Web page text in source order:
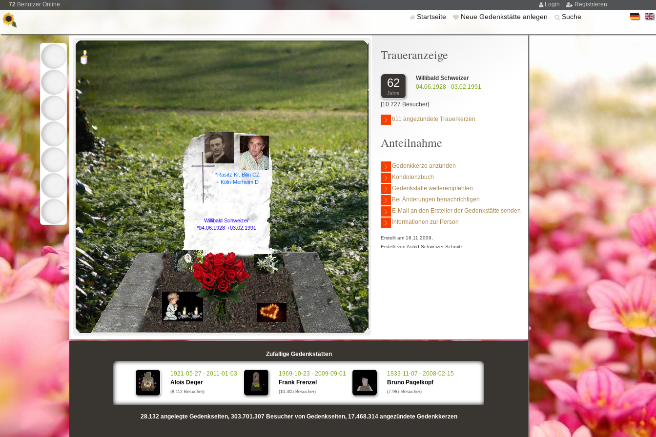
72 Benutzer Online Login Registrieren
Startseite Neue Gedenkstätte anlegen Suche
Willibald Schweizer
*04.06.1928-+03.02.1991
*Rasitz Kr. Bilin CZ
+ Köln-Merheim D
Traueranzeige
62
Jahre
Willibald Schweizer
04.06.1928 - 03.02.1991
[10.727 Besucher]
611 angezündete Trauerkerzen
Anteilnahme
Gedenkkerze anzünden
Kondolenzbuch
Gedenkstätte weiterempfehlen
Bei Änderungen benachrichtigen
E-Mail an den Ersteller der Gedenkstätte senden
Informationen zur Person
Erstellt am 16.11.2009,
Erstellt von Astrid Schweizer-Schmitz
Zufällige Gedenkstätten
1921-05-27 - 2011-01-03
Alois Deger
(8.112 Besucher)
1969-10-23 - 2009-09-01
Frank Frenzel
(10.305 Besucher)
1933-11-07 - 2008-02-15
Bruno Pagelkopf
(7.987 Besucher)
28.132angelegte Gedenkseiten, 303.701.307Besucher von Gedenkseiten, 17.468.314angezündete Gedenkkerzen